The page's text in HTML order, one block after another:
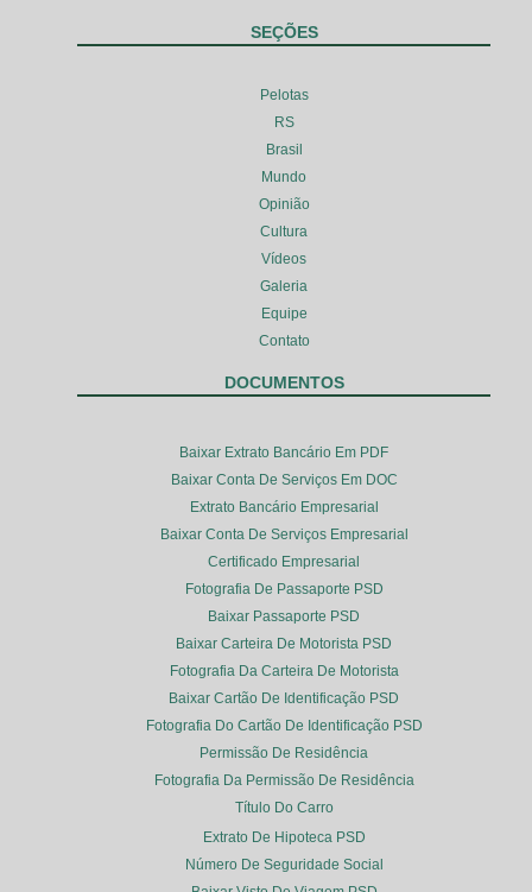
SEÇÕES
Pelotas
RS
Brasil
Mundo
Opinião
Cultura
Vídeos
Galeria
Equipe
Contato
DOCUMENTOS
Baixar Extrato Bancário Em PDF
Baixar Conta De Serviços Em DOC
Extrato Bancário Empresarial
Baixar Conta De Serviços Empresarial
Certificado Empresarial
Fotografia De Passaporte PSD
Baixar Passaporte PSD
Baixar Carteira De Motorista PSD
Fotografia Da Carteira De Motorista
Baixar Cartão De Identificação PSD
Fotografia Do Cartão De Identificação PSD
Permissão De Residência
Fotografia Da Permissão De Residência
Título Do Carro
Extrato De Hipoteca PSD
Número De Seguridade Social